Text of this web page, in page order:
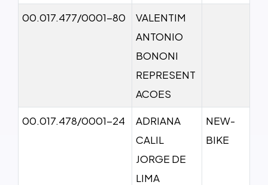
00.017.477/0001-80
VALENTIM
ANTONIO
BONONI
REPRESENT
ACOES
00.017.478/0001-24
ADRIANA
CALIL
JORGE DE
LIMA
NEW-
BIKE